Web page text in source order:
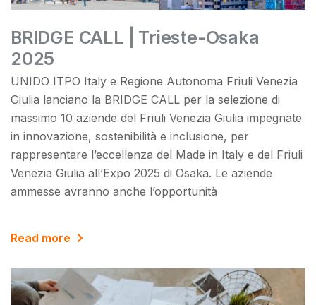
BRIDGE CALL | Trieste-Osaka
2025
UNIDO ITPO Italy e Regione Autonoma Friuli Venezia
Giulia lanciano la BRIDGE CALL per la selezione di
massimo 10 aziende del Friuli Venezia Giulia impegnate
in innovazione, sostenibilità e inclusione, per
rappresentare l’eccellenza del Made in Italy e del Friuli
Venezia Giulia all’Expo 2025 di Osaka. Le aziende
ammesse avranno anche l’opportunità
Read more